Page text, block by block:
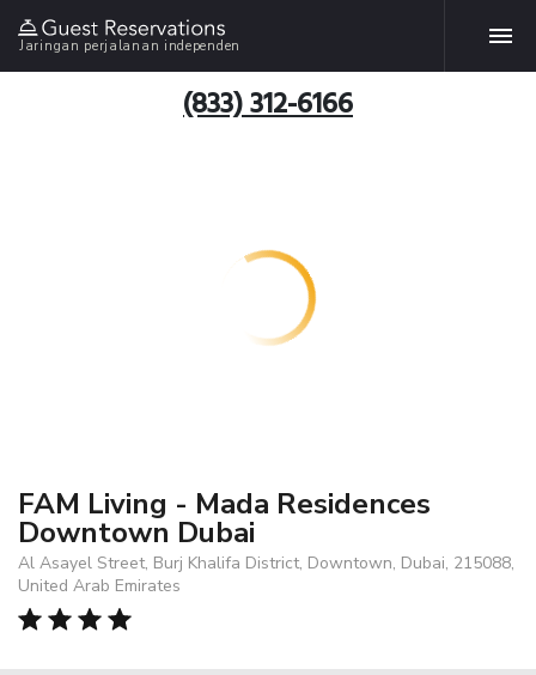
Jaringan perjalanan independen
(833) 312-6166
FAM Living - Mada Residences
Downtown Dubai
Al Asayel Street, Burj Khalifa District, Downtown, Dubai, 215088,
United Arab Emirates